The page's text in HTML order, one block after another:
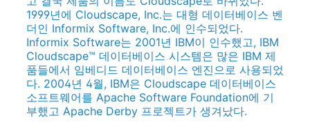
1999년에 Cloudscape, Inc.는 대형 데이터베이스 벤
더인 Informix Software, Inc.에 인수되었다.
Informix Software는 2001년 IBM이 인수했고, IBM
Cloudscape™ 데이터베이스 시스템은 많은 IBM 제
품들에서 임베디드 데이터베이스 엔진으로 사용되었
다. 2004년 4월, IBM은 Cloudscape 데이터베이스
소프트웨어를 Apache Software Foundation에 기
부했고 Apache Derby 프로젝트가 생겨났다.